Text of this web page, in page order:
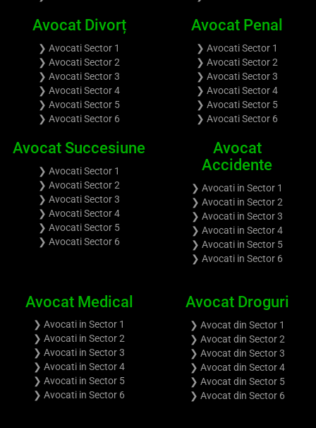
Avocat Divorț
❯ Avocati Sector 1
❯ Avocati Sector 2
❯ Avocati Sector 3
❯ Avocati Sector 4
❯ Avocati Sector 5
❯ Avocati Sector 6
Avocat Penal
❯ Avocati Sector 1
❯ Avocati Sector 2
❯ Avocati Sector 3
❯ Avocati Sector 4
❯ Avocati Sector 5
❯ Avocati Sector 6
Avocat Succesiune
❯ Avocati Sector 1
❯ Avocati Sector 2
❯ Avocati Sector 3
❯ Avocati Sector 4
❯ Avocati Sector 5
❯ Avocati Sector 6
Avocat
Accidente
❯ Avocati in Sector 1
❯ Avocati in Sector 2
❯ Avocati in Sector 3
❯ Avocati in Sector 4
❯ Avocati in Sector 5
❯ Avocati in Sector 6
Avocat Medical
❯ Avocati in Sector 1
❯ Avocati in Sector 2
❯ Avocati in Sector 3
❯ Avocati in Sector 4
❯ Avocati in Sector 5
❯ Avocati in Sector 6
Avocat Droguri
❯ Avocat din Sector 1
❯ Avocat din Sector 2
❯ Avocat din Sector 3
❯ Avocat din Sector 4
❯ Avocat din Sector 5
❯ Avocat din Sector 6